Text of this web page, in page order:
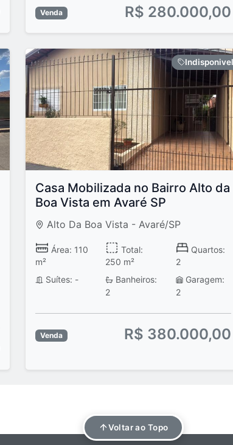
Venda R$ 280.000,00
Indisponivel
Casa Mobilizada no Bairro Alto da
Boa Vista em Avaré SP
Alto Da Boa Vista - Avaré/SP
Área: 110
m²
Total:
250 m²
Quartos:
2
Suítes: -
Banheiros:
2
Garagem:
2
Venda R$ 380.000,00
Voltar ao Topo